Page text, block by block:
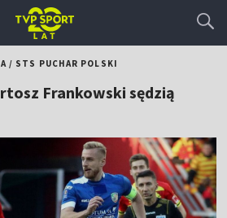
/ STS PUCHAR POLSKI
Frankowski sędzią